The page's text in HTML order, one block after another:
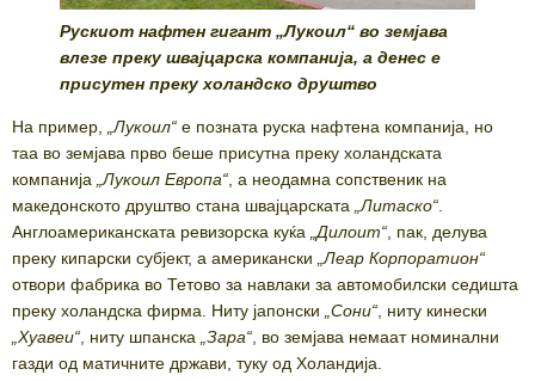
Рускиот нафтен гигант „Лукоил“ во земјава
влезе преку швајцарска компанија, а денес е
присутен преку холандско друштво
На пример, „Лукоил“ е позната руска нафтена компанија, но
таа во земјава прво беше присутна преку холандската
компанија „Лукоил Европа“, а неодамна сопственик на
македонското друштво стана швајцарската „Литаско“.
Англоамериканската ревизорска куќа „Дилоит“, пак, делува
преку кипарски субјект, а американски „Леар Корпоратион“
отвори фабрика во Тетово за навлаки за автомобилски седишта
преку холандска фирма. Ниту јапонски „Сони“, ниту кинески
„Хуавеи“, ниту шпанска „Зара“, во земјава немаат номинални
газди од матичните држави, туку од Холандија.